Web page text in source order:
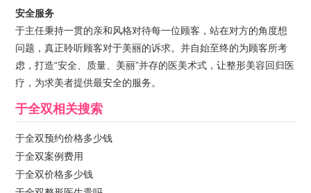
安全服务
于主任秉持一贯的亲和风格对待每一位顾客，站在对方的角度想
问题，真正聆听顾客对于美丽的诉求。并自始至终的为顾客所考
虑，打造“安全、质量、美丽”并存的医美术式，让整形美容回归医
疗，为求美者提供最安全的服务。
于全双相关搜索
于全双预约价格多少钱
于全双案例费用
于全双价格多少钱